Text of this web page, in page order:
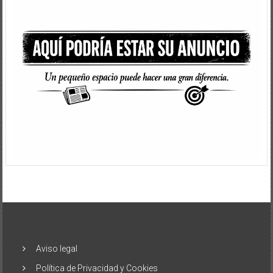
Aviso legal
Política de Privacidad y Cookies